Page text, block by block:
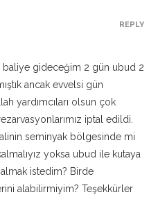
baliye gideceğim 2 gün ubud 2
ancak evvelsi gün
yardımcıları olsun çok
iptal edildi.
seminyak bölgesinde mi
yoksa ubud ile kutaya
istedim? Birde
alabilirmiyim? Teşekkürler
REPLY